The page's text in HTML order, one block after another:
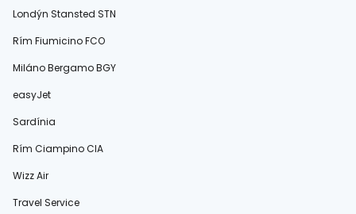
Londýn Stansted STN
Rím Fiumicino FCO
Miláno Bergamo BGY
easyJet
Sardínia
Rím Ciampino CIA
Wizz Air
Travel Service